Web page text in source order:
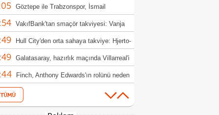
kulübü değil"
Göztepe ile Trabzonspor, İsmail
jübilesi için sahada
VakıfBank'tan smaçör takviyesi: Vanja
kadroya katıldı
Hull City'den orta sahaya takviye: Hjerto-
imzayı attı
Galatasaray, hazırlık maçında Villarreal'i
edecekFinch, Anthony Edwards'ın rolünü neden
açıkladı
Villanueva'dan Towns'a: "Sen de
kesintiye git!"
Trabzonspor'da Folcarelli ameliyat oldu